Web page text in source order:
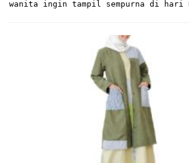
wanita ingin tampil sempurna di hari